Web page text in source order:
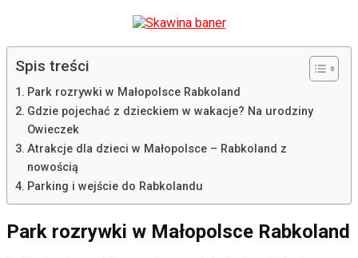
Spis treści
Park rozrywki w Małopolsce Rabkoland
Gdzie pojechać z dzieckiem w wakacje? Na urodziny
Owieczek
Atrakcje dla dzieci w Małopolsce – Rabkoland z
nowością
Parking i wejście do Rabkolandu
Park rozrywki w Małopolsce Rabkoland